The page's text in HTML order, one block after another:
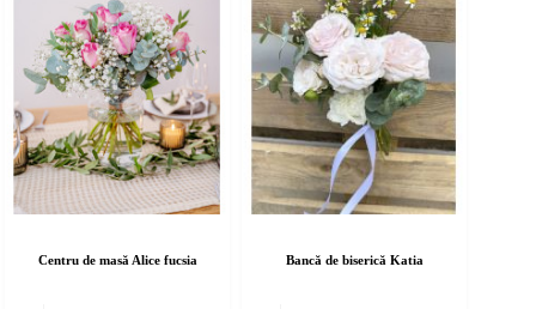
Centru de masă Alice fucsia Bancă de biserică Katia